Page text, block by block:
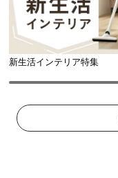
新生活インテリア特集